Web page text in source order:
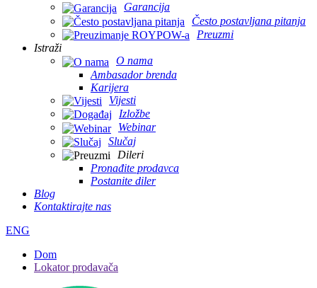
Garancija
Često postavljana pitanja
Preuzmi
Istraži
O nama
Ambasador brenda
Karijera
Vijesti
Izložbe
Webinar
Slučaj
Dileri
Pronađite prodavca
Postanite diler
Blog
Kontaktirajte nas
ENG
Dom
Lokator prodavača